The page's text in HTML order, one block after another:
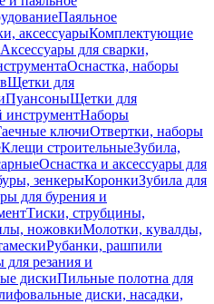
Паяльное
аксессуарыКомплектующие
Аксессуары для сварки,
Оснастка, наборы
Щетки для
ПуансоныЩетки для
инструментНаборы
ключиОтвертки, наборы
Клещи строительныеЗубила,
Оснастка и аксессуары для
зенкерыКоронкиЗубила для
для бурения и
Тиски, струбцины,
ножовкиМолотки, кувалды,
Рубанки, рашпили
для резания и
дискиПильные полотна для
диски, насадки,